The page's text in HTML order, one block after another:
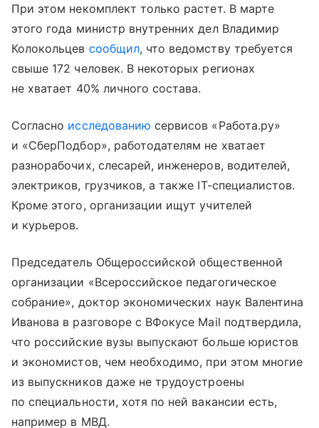
При этом некомплект только растет. В марте
этого года министр внутренних дел Владимир
Колокольцев сообщил, что ведомству требуется
свыше 172 человек. В некоторых регионах
не хватает 40% личного состава.
Согласно исследованию сервисов «Работа.ру»
и «СберПодбор», работодателям не хватает
разнорабочих, слесарей, инженеров, водителей,
электриков, грузчиков, а также IT-специалистов.
Кроме этого, организации ищут учителей
и курьеров.
Председатель Общероссийской общественной
организации «Всероссийское педагогическое
собрание», доктор экономических наук Валентина
Иванова в разговоре с ВФокусе Mail подтвердила,
что российские вузы выпускают больше юристов
и экономистов, чем необходимо, при этом многие
из выпускников даже не трудоустроены
по специальности, хотя по ней вакансии есть,
например в МВД.